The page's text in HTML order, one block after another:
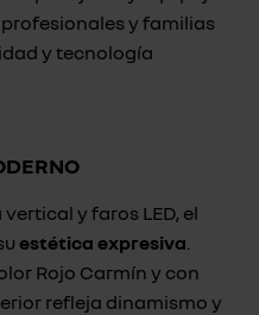
y familias
y tecnología
y faros LED, el
estética expresiva.
Rojo Carmín y con
refleja dinamismo y